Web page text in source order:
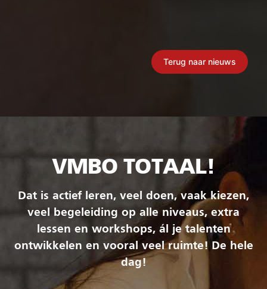
Terug naar nieuws
VMBO TOTAAL!
Dat is actief leren, veel doen, vaak kiezen,
veel begeleiding op alle niveaus, extra
lessen en workshops, ál je talenten
ontwikkelen en vooral veel ruimte! De hele
dag!